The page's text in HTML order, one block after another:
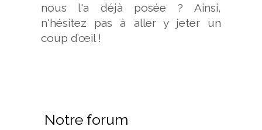
nous l'a déjà posée ? Ainsi,
n'hésitez pas à aller y jeter un
coup d’œil !
Notre forum